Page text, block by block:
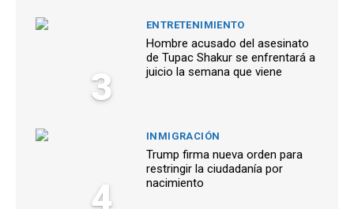
3
ENTRETENIMIENTO
Hombre acusado del asesinato
de Tupac Shakur se enfrentará a
juicio la semana que viene
4
INMIGRACIÓN
Trump firma nueva orden para
restringir la ciudadanía por
nacimiento